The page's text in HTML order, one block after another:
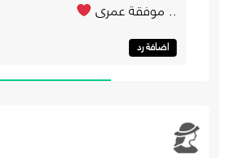
.. موفقة عمري
اضافة رد